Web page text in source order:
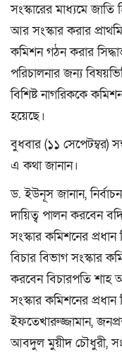
সংস্কারের মাধ্যমে
আর সংস্কার করার
কমিশন গঠন করার
পরিচালনার জন্য
বিশিষ্ট নাগরিককে
হয়েছে।
বুধবার (১১ সেপেটম্বর)
এ কথা জানান।
ড. ইউনূস জানান,
দায়িত্ব পালন করবেন
সংস্কার কমিশনের
বিচার বিভাগ সংস্কার
করবেন বিচারপতি শাহ
সংস্কার কমিশনের
ইফতেখারুজ্জামান,
আবদুল মুয়ীদ চৌধুরী,